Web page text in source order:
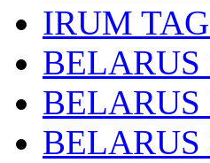
IRUM
BELARUS
BELARUS
BELARUS